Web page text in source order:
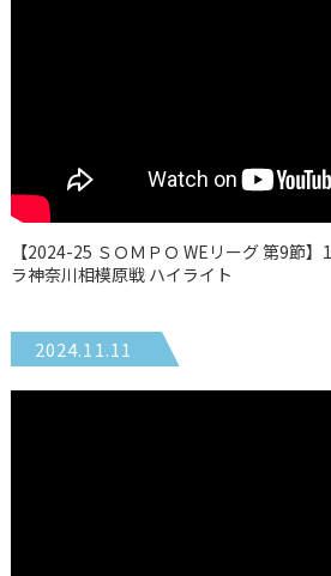
【2024-25 ＳＯＭＰＯ WEリーグ 第9節
ラ神奈川相模原戦 ハイライト
2024.11.11